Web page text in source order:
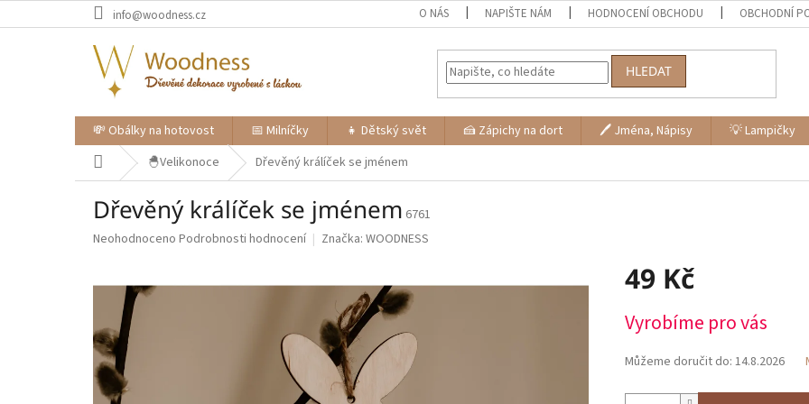
na
info@woodness.cz O NÁS NAPIŠTE NÁM HODNOCENÍ OBCHODU OBCHODNÍ
HLEDAT
💸 Obálky na hotovost 📅 Milníčky 👧 Dětský svět 🍰 Zápichy na dort 🖊 Jména, Nápisy 💡 Lampičky
Domů 🐣Velikonoce Dřevěný králíček se jménem
Dřevěný králíček se jménem 6761
Průměrné
je
5
hvězdiček.
Neohodnoceno Podrobnosti hodnocení Značka: WOODNESS
49 Kč
cena:
Vyrobíme pro vás
Můžeme doručit do: 14.8.2026